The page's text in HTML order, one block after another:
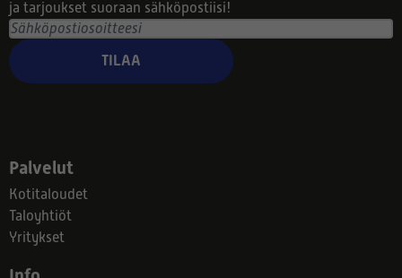
ja tarjoukset suoraan sähköpostiisi!
TILAA
Palvelut
Kotitaloudet
Taloyhtiöt
Yritykset